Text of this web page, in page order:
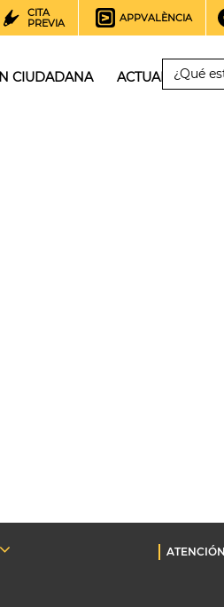
CITA
PREVIA
APPVALÈNCIA
CIUDADANA ACTUALIDAD